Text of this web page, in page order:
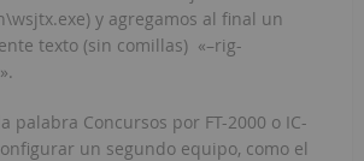
y agregamos al final un
texto (sin comillas) «–rig-
palabra Concursos por FT-2000 o IC-
un segundo equipo, como el